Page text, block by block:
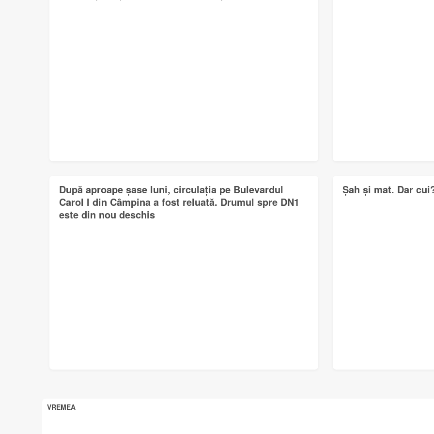
După aproape șase luni, circulația pe Bulevardul
Carol I din Câmpina a fost reluată. Drumul spre DN1
este din nou deschis
Șah și mat. Dar
VREMEA